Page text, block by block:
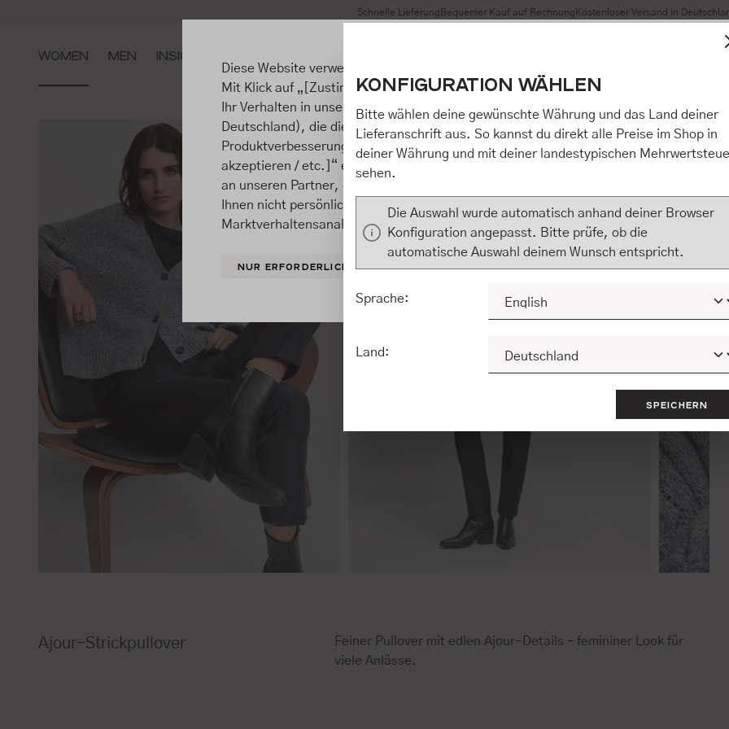
Zur Hauptnavigation springen Schnelle Lieferung Bequemer Kauf auf Rechnung Kostenloser Versand in
WOMEN MEN INSIGHTS
Ajour-Strickpullover
Feiner Pullover mit edlen Ajour-Details – femininer Look für
viele Anlässe.
Diese Website verwendet Cookies, um eine bestmögliche Erfahrung bieten zu können.
Mit Klick auf „[Zustimmen / Alles akzeptieren / etc.]“ erteilen Sie Ihre Einwilligung
Ihr Verhalten in unserem Shop an unseren Partner, die shopware AG (Ebbinghoff 10,
Deutschland), die diese Daten Ihnen nicht persönlich zuordnen kann, sie aber zu
Produktverbesserungen, Marktverhaltensanalysen) verarbeiten darf. Mit Klick auf
akzeptieren / etc.]“ erteilen Sie Ihre Einwilligung auch in die Weitergabe über Ihr
an unseren Partner, die shopware AG (Ebbinghoff 10, 48624 Schöppingen,
Ihnen nicht persönlich zuordnen kann, sie aber zu eigenen Zwecken (z.B.
Marktverhaltensanalysen) verarbeiten darf.
NUR ERFORDERLICHE KONFIGURIEREN ALLE COOKIES
KONFIGURATION WÄHLEN
Bitte wählen deine gewünschte Währung und das Land deiner
Lieferanschrift aus. So kannst du direkt alle Preise im Shop in
deiner Währung und mit deiner landestypischen
sehen.
Die Auswahl wurde automatisch anhand deiner Browser
Konfiguration angepasst. Bitte prüfe, ob die
automatische Auswahl deinem Wunsch entspricht.
Sprache:
Land:
SPEICHERN